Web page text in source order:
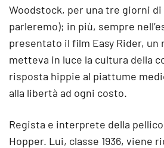
Woodstock, per una tre giorni di
parleremo); in più, sempre
presentato il film Easy Rider, un
metteva in luce la cultura della
risposta hippie al piattume
alla libertà ad ogni costo.
Regista e interprete della
Hopper. Lui, classe 1936, viene